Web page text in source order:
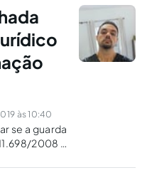
às 10:40
se a guarda
2008 e